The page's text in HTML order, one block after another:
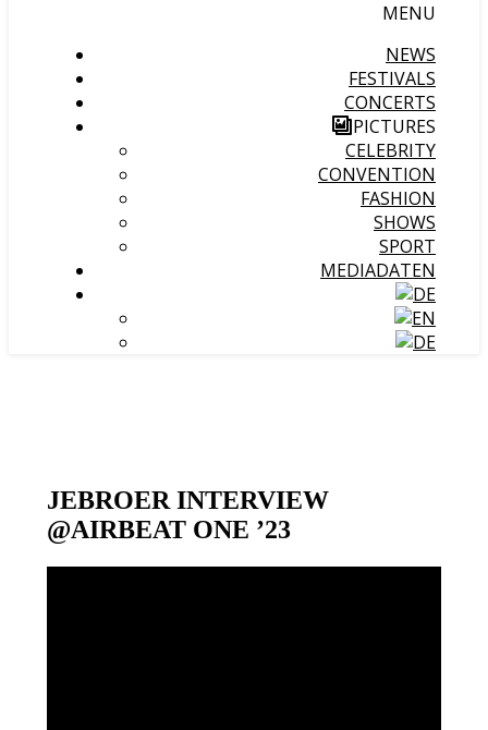
MENU
NEWS
FESTIVALS
CONCERTS
PICTURES
CELEBRITY
CONVENTION
FASHION
SHOWS
SPORT
MEDIADATEN
JEBROER INTERVIEW
@AIRBEAT ONE ’23